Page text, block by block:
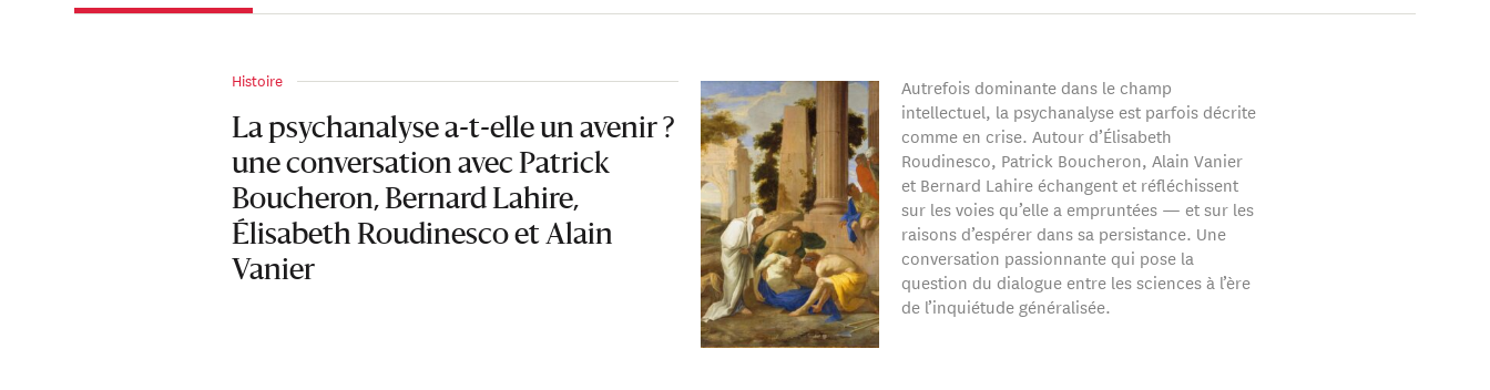
Histoire
La psychanalyse a-t-elle un avenir ?
une conversation avec Patrick
Boucheron, Bernard Lahire,
Élisabeth Roudinesco et Alain
Vanier
Autrefois dominante dans le champ
intellectuel, la psychanalyse est parfois décrite
comme en crise. Autour d’Élisabeth
Roudinesco, Patrick Boucheron, Alain Vanier
et Bernard Lahire échangent et réfléchissent
sur les voies qu’elle a empruntées — et sur les
raisons d’espérer dans sa persistance. Une
conversation passionnante qui pose la
question du dialogue entre les sciences à l’ère
de l’inquiétude généralisée.